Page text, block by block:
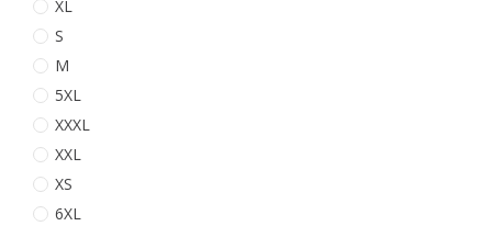
XL
S
M
5XL
XXXL
XXL
XS
6XL